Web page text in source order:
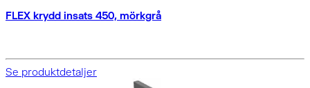
FLEX krydd insats 450, mörkgrå
Se produktdetaljer